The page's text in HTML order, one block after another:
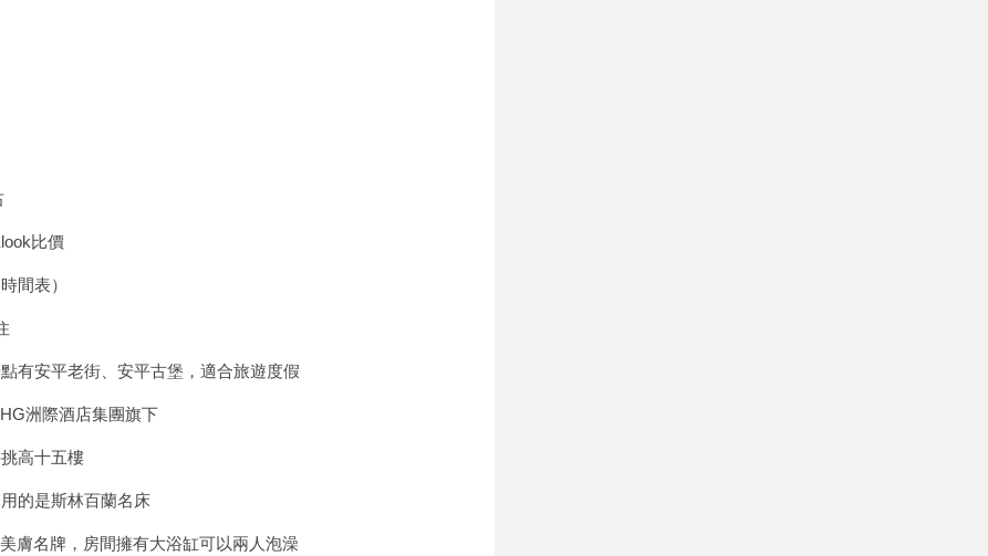
比價
間表）
有安平老街、安平古堡，適合旅遊度假
洲際酒店集團旗下
高十五樓
的是斯林百蘭名床
膚名牌，房間擁有大浴缸可以兩人泡澡